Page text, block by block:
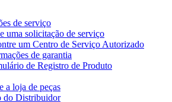
de serviço
uma solicitação de serviço
um Centro de Serviço Autorizado
de garantia
de Registro de Produto
a loja de peças
do Distribuidor